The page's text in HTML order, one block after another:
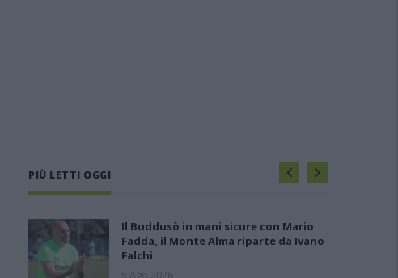
PIÙ LETTI OGGI
Il Buddusò in mani sicure con Mario
Fadda, il Monte Alma riparte da Ivano
Falchi
5 Ago 2026